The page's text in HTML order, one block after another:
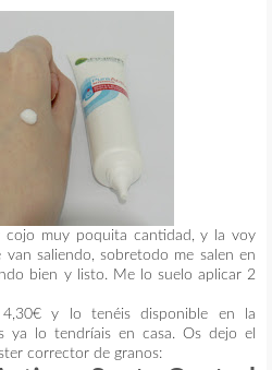
cojo muy poquita cantidad, y la voy
saliendo, sobretodo me salen en
bien y listo. Me lo suelo aplicar 2
y lo tenéis disponible en la
ya lo tendríais en casa. Os dejo el
corrector de granos: